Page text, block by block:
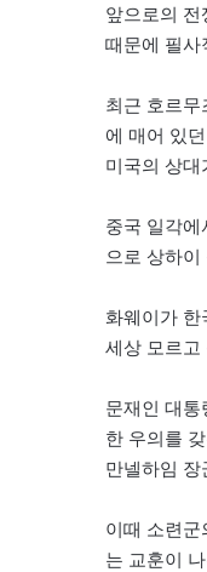
앞으로의
때문에 필사
최근 호르
에 매어 있
미국의 상대
중국 일각
으로 상하
화웨이가 한
세상 모르고
문재인 대
한 우의를
만넬하임
이때 소련
는 교훈이